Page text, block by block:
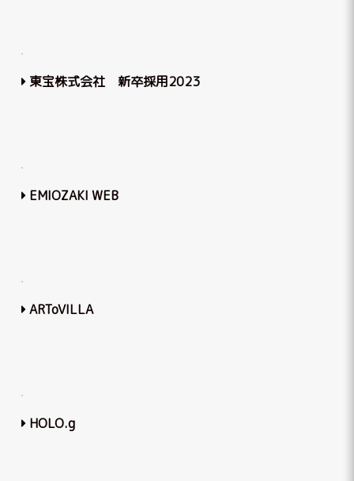
東宝株式会社 新卒採用2023
EMIOZAKI WEB
ARToVILLA
HOLO.g